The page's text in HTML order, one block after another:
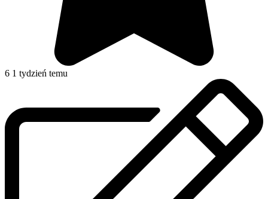
6 1 tydzień temu